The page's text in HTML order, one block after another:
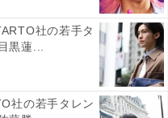
）
井草駅」がランクイ
社の若手タ
黒蓮...
社の若手タレン